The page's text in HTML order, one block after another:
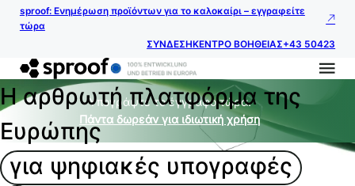
sproof: Ενημέρωση προϊόντων για το καλοκαίρι – εγγραφείτε
τώρα
ΣΥΝΔΕΣΗΚΕΝΤΡΟ ΒΟΗΘΕΙΑΣ+43 50423
Η αρθρωτή πλατφόρμα της
Ευρώπης
για ψηφιακές υπογραφές
Υπογράψτε το έγγραφο τώρα.
Πάντα δωρεάν για ιδιωτική χρήση